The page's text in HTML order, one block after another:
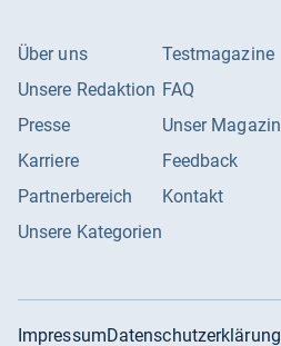
Über uns
Unsere Redaktion
Presse
Karriere
Partnerbereich
Unsere Kategorien
Testmagazine
FAQ
Unser Magazin
Feedback
Kontakt
ImpressumDatenschutzerklärung